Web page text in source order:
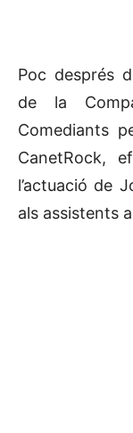
Poc després
de la
Comediants
CanetRock,
l’actuació de
als assistents